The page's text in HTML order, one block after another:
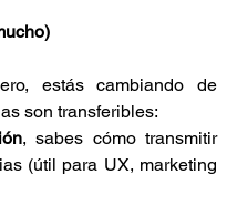
estás cambiando de
son transferibles:
, sabes cómo transmitir
(útil para UX, marketing